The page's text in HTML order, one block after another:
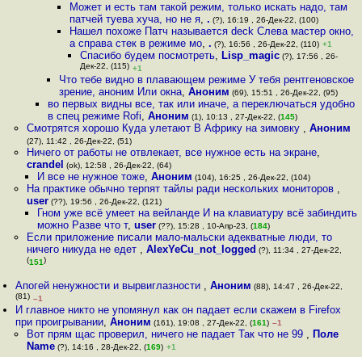
Может и есть там такой режим, только искать надо, там
патчей туева хуча, но не я, . (?), 16:19 , 26-Дек-22, (100)
Нашел похоже Патч называется deck Слева мастер окно,
а справа стек в режиме мо, . (?), 16:56 , 26-Дек-22, (110) +1
Спасибо будем посмотреть, Lisp_magic (?), 17:56 , 26-
Дек-22, (115) +1
Что тебе видно в плавающем режиме У тебя рентгеновское
зрение, аноним Или окна, Аноним (69), 15:51 , 26-Дек-22, (95)
во первых видны все, так или иначе, а переключаться удобно
в спец режиме Rofi,Аноним (1), 10:13 , 27-Дек-22, (145)
Смотрятся хорошо Куда улетают В Африку на зимовку , Аноним
(27), 11:42 , 26-Дек-22, (51)
Ничего от работы не отвлекает, все нужное есть на экране,
crandel
(ok), 12:58 , 26-Дек-22, (64)
И все не нужное тоже, Аноним (104), 16:25 , 26-Дек-22, (104)
На практике обычно терпят тайлы ради нескольких мониторов ,
user(??), 19:56 , 26-Дек-22, (121)
Гном уже всё умеет на вейланде И на клавиатуру всё забиндить
можно Разве что т, user(??), 15:28 , 10-Апр-23, (184)
Если приложение писали мало-мальски адекватные люди, то
ничего никуда не едет , AlexYeCu_not_logged (?), 11:34 , 27-Дек-22,
(151)
Апогей ненужности и вырвиглазности ,Аноним (88), 14:47 , 26-Дек-22,
(81) –1
И главное никто не упомянул как он падает если скажем в Firefox
при проигрывании,Аноним (161), 19:08 , 27-Дек-22, (161) –1
Вот прям щас проверил, ничего не падает Так что не 99 , Поле
Name(?), 14:16 , 28-Дек-22, (169) +1